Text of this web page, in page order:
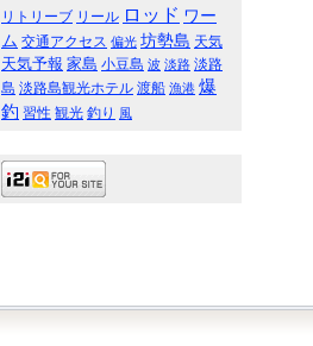
リトリーブ リール ロッド ワー
ム 交通アクセス 偏光 坊勢島 天気
天気予報 家島 小豆島 波 淡路 淡路
島 淡路島観光ホテル 渡船 漁港 爆
釣 習性 観光 釣り 風